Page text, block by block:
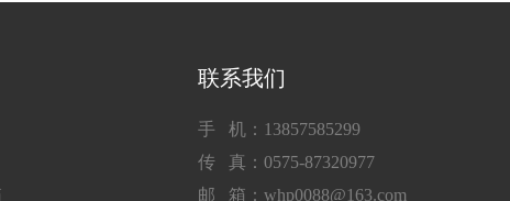
联系我们
手 机：13857585299
传 真：0575-87320977
邮 箱：whp0088@163.com